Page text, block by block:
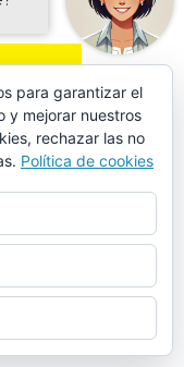
para garantizar el
y mejorar nuestros
rechazar las no
Política de cookies